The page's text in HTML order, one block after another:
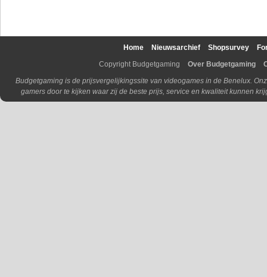
Home Nieuwsarchief Shopsurvey
Copyright Budgetgaming
Over Budgetgaming
Budgetgaming is de prijsvergelijkingssite van videogames in de Benelux.
gamers door te kijken waar zij de beste prijs, service en kwaliteit kunnen